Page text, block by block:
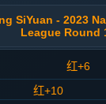
SiYuan - 2023
League Round
红+6
红+10